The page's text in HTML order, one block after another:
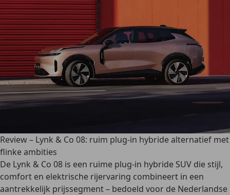
Review – Lynk & Co 08: ruim plug-in hybride alternatief met
flinke ambities
De Lynk & Co 08 is een ruime plug-in hybride SUV die stijl,
comfort en elektrische rijervaring combineert in een
aantrekkelijk prijssegment – bedoeld voor de Nederlandse